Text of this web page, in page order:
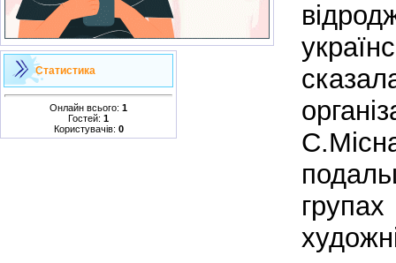
Статистика
Онлайн всього: 1
Гостей: 1
Користувачів: 0